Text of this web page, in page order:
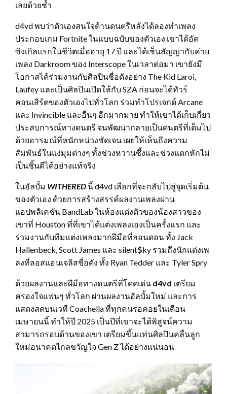
เลยด้วยซ้ำ
d4vd พบว่าตัวเองสนใจด้านดนตรีหลังได้ลองทำเพลง
ประกอบเกม Fortnite ในแบบฉบับของตัวเอง เขาได้อัด
ซิงเกิลแรกในชีวิตเมื่ออายุ 17 ปี และได้เซ็นสัญญากับค่าย
เพลง Darkroom ของ Interscope ในเวลาต่อมา เขายังมี
โอกาสได้ร่วมงานกับศิลปินชื่อดังอย่าง The Kid Laroi,
Laufey และเป็นศิลปินเปิดให้กับ SZA ก่อนจะได้ทัวร์
คอนเสิร์ตของตัวเองไปทั่วโลก ร่วมทำโปรเจกต์ Arcane
และ Invincible และอื่นๆ อีกมากมาย ทำให้เขาได้เก็บเกี่ยว
ประสบการณ์ทางดนตรี จนพัฒนากลายเป็นดนตรีที่เต็มไป
ด้วยอารมณ์ที่หนักหน่วงชัดเจน เผยให้เห็นถึงความ
สัมพันธ์ในแง่มุมต่างๆ ทั้งช่วงหวานซึ้งและช่วงแตกหักไม่
เป็นชิ้นดีได้อย่างแท้จริง
ในอัลบั้ม WITHERED นี้ d4vd เลือกที่จะกลับไปสู่จุดเริ่มต้น
ของตัวเอง ด้วยการสร้างสรรค์ผลงานเพลงผ่าน
แอปพลิเคชัน BandLab ในห้องแต่งตัวของน้องสาวของ
เขาที่ Houston ที่ที่เขาได้แต่งเพลงเองเป็นครั้งแรก และ
ร่วมงานกับทีมแต่งเพลงมากฝีมือที่ลอนดอน ทั้ง Jack
Hallenbeck, Scott James และ silent$ky รวมถึงนักแต่งเพ
ลงที่ลอสแอนเจลิสชื่อดัง ทั้ง Ryan Tedder และ Tyler Spry
ด้วยผลงานและฝีมือทางดนตรีที่โดดเด่น d4vd เตรียม
ครองใจแฟนๆ ทั่วโลก ผ่านผลงานอัลบั้มใหม่ และการ
แสดงสดบนเวที Coachella ที่ทุกคนรอคอยในเดือน
เมษายนนี้ ทำให้ปี 2025 เป็นปีที่เขาจะได้พิสูจน์ความ
สามารถรอบด้านของเขา เตรียมขึ้นแท่นศิลปินคลื่นลูก
ใหม่อนาคตไกลขวัญใจ Gen Z ได้อย่างแน่นอน